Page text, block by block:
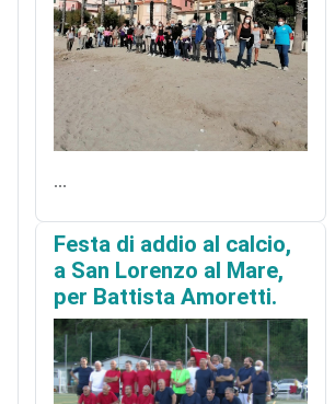
...
Festa di addio al calcio,
a San Lorenzo al Mare,
per Battista Amoretti.